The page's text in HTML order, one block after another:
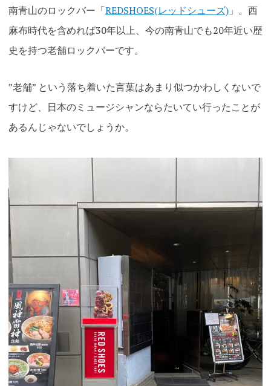
南青山のロックバー「REDSHOES(レッドシューズ)」。西
麻布時代を含めれば30年以上、今の南青山でも20年近い歴
史を持つ老舗ロックバーです。
”老舗” という落ち着いた言葉はあまり似つかわしくないで
すけど、日本のミュージシャンならたいてい行ったことが
あるんじゃないでしょうか。